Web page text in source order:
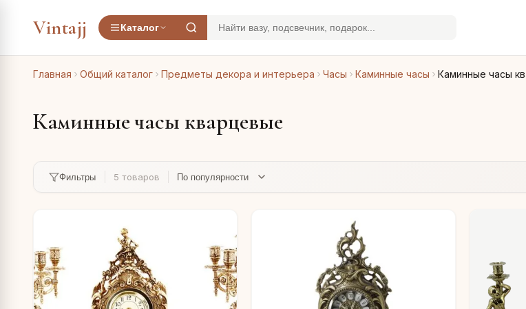
Vintajj Каталог
Главная Общий каталог Предметы декора и интерьера Часы Каминные часы Каминные часы
Каминные часы кварцевые
Фильтры 5 товаров